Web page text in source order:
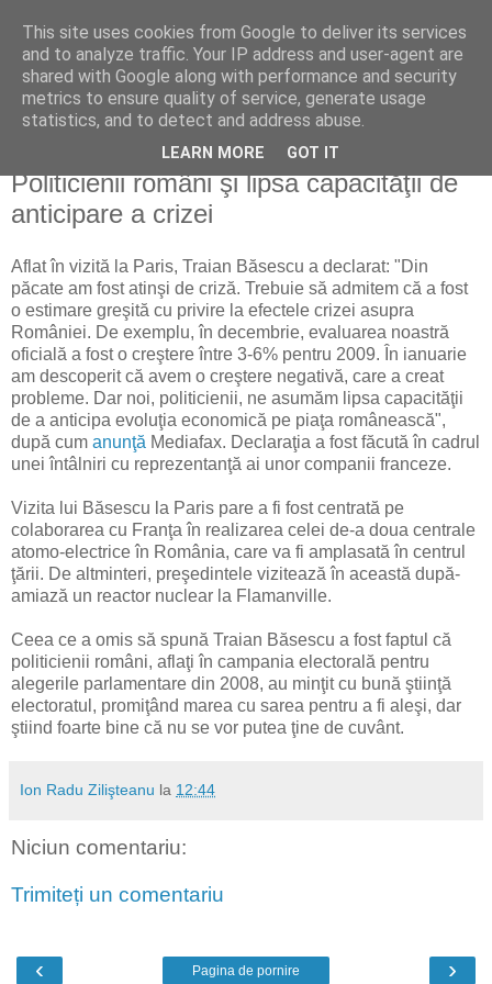
Reflecţii economice
blog de reflecţii, informaţii şi opinii economice
marți, 19 mai 2009
Politicienii români şi lipsa capacităţii de
anticipare a crizei
Aflat în vizită la Paris, Traian Băsescu a declarat: "Din
păcate am fost atinşi de criză. Trebuie să admitem că a fost
o estimare greşită cu privire la efectele crizei asupra
României. De exemplu, în decembrie, evaluarea noastră
oficială a fost o creştere între 3-6% pentru 2009. În ianuarie
am descoperit că avem o creştere negativă, care a creat
probleme. Dar noi, politicienii, ne asumăm lipsa capacităţii
de a anticipa evoluţia economică pe piaţa românească",
după cum anunţă Mediafax. Declaraţia a fost făcută în cadrul
unei întâlniri cu reprezentanţă ai unor companii franceze.
Vizita lui Băsescu la Paris pare a fi fost centrată pe
colaborarea cu Franţa în realizarea celei de-a doua centrale
atomo-electrice în România, care va fi amplasată în centrul
ţării. De altminteri, preşedintele vizitează în această după-
amiază un reactor nuclear la Flamanville.
Ceea ce a omis să spună Traian Băsescu a fost faptul că
politicienii români, aflaţi în campania electorală pentru
alegerile parlamentare din 2008, au minţit cu bună ştiinţă
electoratul, promiţând marea cu sarea pentru a fi aleşi, dar
ştiind foarte bine că nu se vor putea ţine de cuvânt.
Ion Radu Zilişteanu la 12:44
Niciun comentariu:
Trimiteți un comentariu
‹ ›
Pagina de pornire
This site uses cookies from Google to deliver its services
and to analyze traffic. Your IP address and user-agent are
shared with Google along with performance and security
metrics to ensure quality of service, generate usage
statistics, and to detect and address abuse.
LEARN MORE GOT IT